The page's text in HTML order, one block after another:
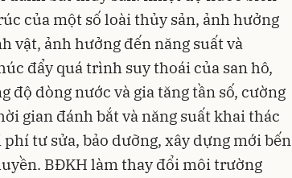
của một số loài thủy sản, ảnh hưởng
vật, ảnh hưởng đến năng suất và
đẩy quá trình suy thoái của san hô,
độ dòng nước và gia tăng tần số, cường
gian đánh bắt và năng suất khai thác
tư sửa, bảo dưỡng, xây dựng mới bến
BĐKH làm thay đổi môi trường